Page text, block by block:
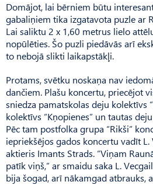
Domājot, lai bērniem būtu
gabaliņiem tika izgatavota puzle ar
Lai saliktu 2 x 1,60 metrus lielo
nopūlēties. Šo puzli piedāvās arī
to nebojā slikti laikapstākļi.
Protams, svētku noskaņa nav
dančiem. Plašu koncertu, priecējot
sniedza pamatskolas deju kolektīvs
kolektīvs “Kņopienes” un tautas
Pēc tam postfolka grupa “Rikši”
iepriekšējos gados koncertu vadīt L.
aktieris Imants Strads. “Viņam
patīk viņš,” ar smaidu saka L.
bija šogad, arī nākamgad atbrauks,